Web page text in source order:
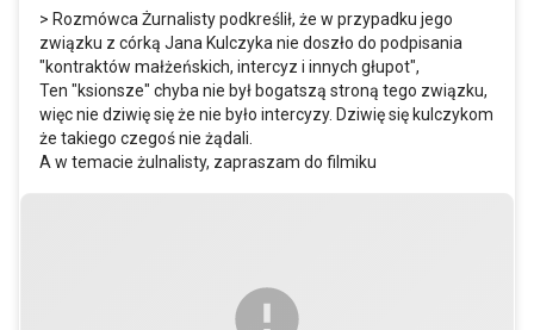
> Rozmówca Żurnalisty podkreślił, że w przypadku jego
związku z córką Jana Kulczyka nie doszło do podpisania
"kontraktów małżeńskich, intercyz i innych głupot",
Ten "ksionsze" chyba nie był bogatszą stroną tego związku,
więc nie dziwię się że nie było intercyzy. Dziwię się kulczykom
że takiego czegoś nie żądali.
A w temacie żulnalisty, zapraszam do filmiku